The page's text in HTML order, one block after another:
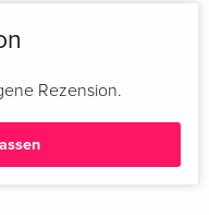
Rezension.